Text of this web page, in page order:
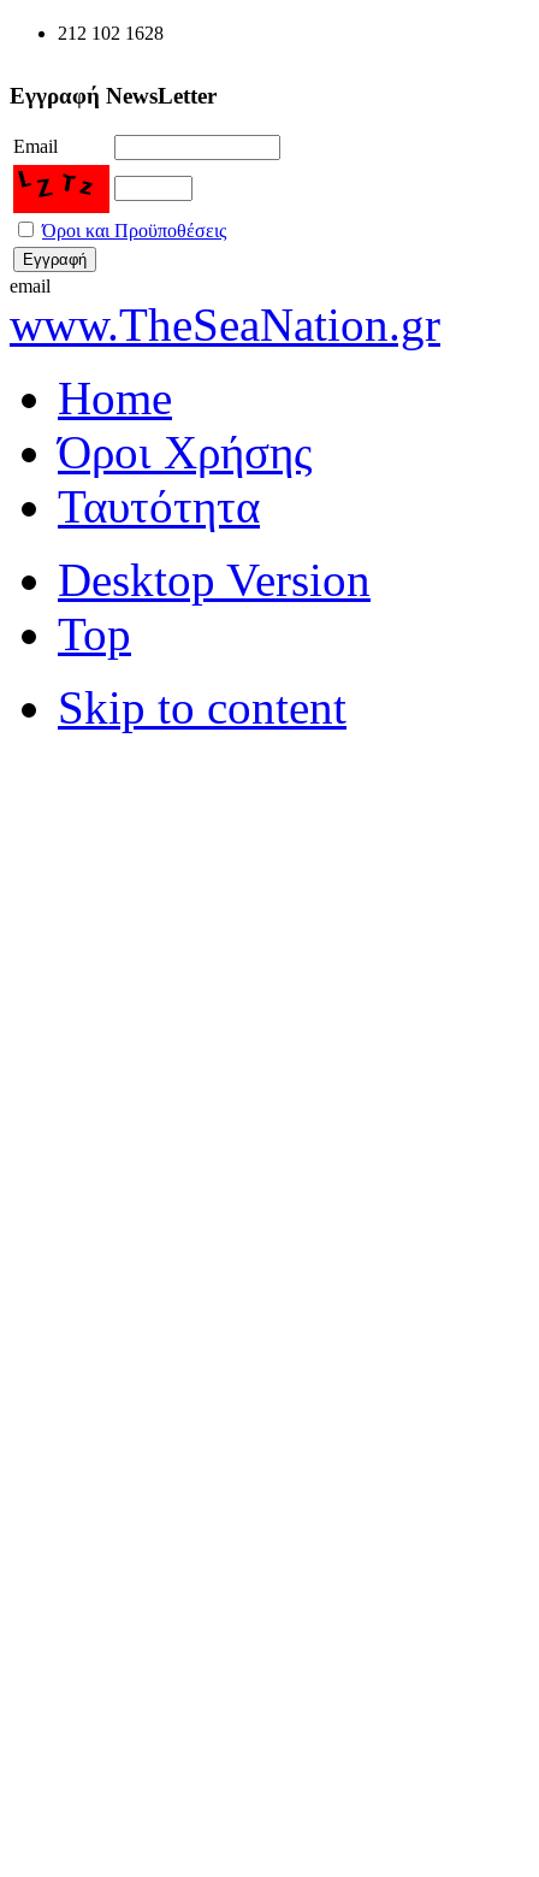
212 102 1628
Εγγραφή NewsLetter
Email
Όροι και Προϋποθέσεις
email
www.TheSeaNation.gr
Home
Όροι Χρήσης
Ταυτότητα
Desktop Version
Top
Skip to content